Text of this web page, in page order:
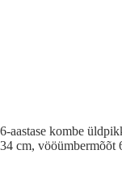
6-aastase kombe
34 cm, vööümbermõõt